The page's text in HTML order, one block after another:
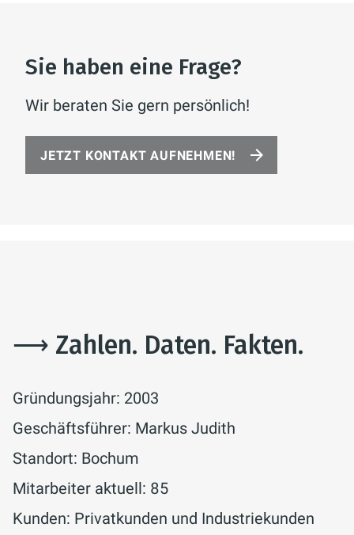
Sie haben eine Frage?
Wir beraten Sie gern persönlich!
JETZT KONTAKT AUFNEHMEN!
⟶ Zahlen. Daten. Fakten.
Gründungsjahr: 2003
Geschäftsführer: Markus Judith
Standort: Bochum
Mitarbeiter aktuell: 85
Kunden: Privatkunden und Industriekunden